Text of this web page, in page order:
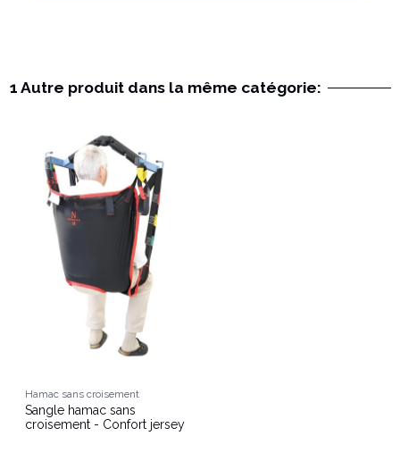
1 Autre produit dans la même catégorie:
Hamac sans croisement
Sangle hamac sans
croisement - Confort jersey